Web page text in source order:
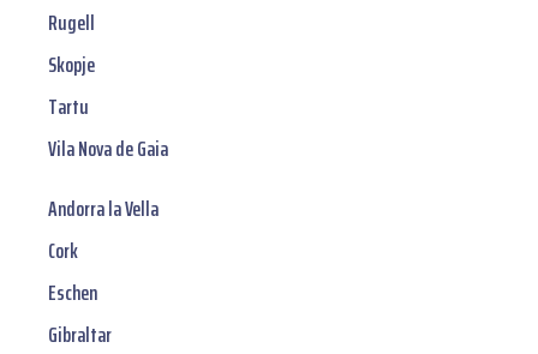
Rugell
Skopje
Tartu
Vila Nova de Gaia
Andorra la Vella
Cork
Eschen
Gibraltar